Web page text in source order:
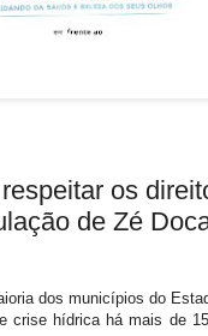
os
de Zé
dos municípios do
crise hídrica há mais de